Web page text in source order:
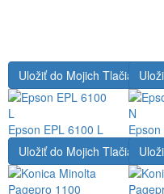
Uložiť do Mojich Tlačiarní
Epson EPL 6100 L
Uložiť do Mojich Tlačiarní